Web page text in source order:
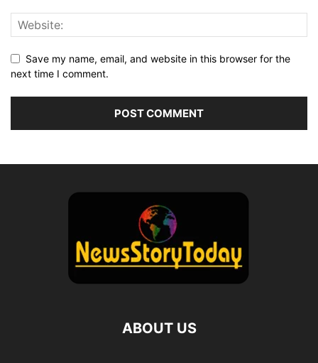
Save my name, email, and website in this browser for the
next time I comment.
ABOUT US